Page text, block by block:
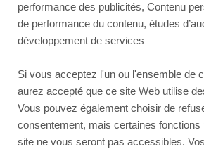
performance des publicités, Contenu
de performance du contenu, études
développement de services
Si vous acceptez l'un ou l'ensemble de
aurez accepté que ce site Web utilise
Vous pouvez également choisir de
consentement, mais certaines fonctions
site ne vous seront pas accessibles.
Reload to try again, or go
Reload Back